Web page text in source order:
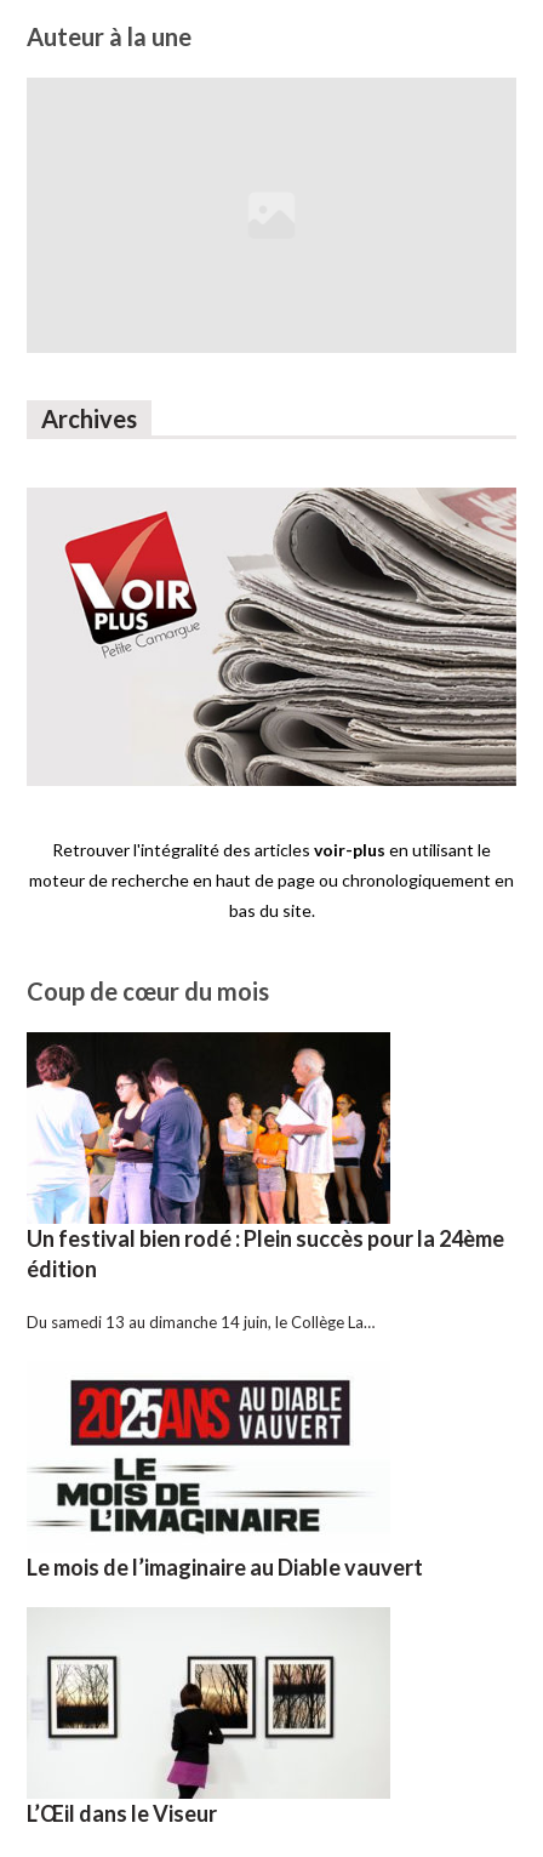
Auteur à la une
Archives
Retrouver l'intégralité des articles voir-plus en utilisant le
moteur de recherche en haut de page ou chronologiquement en
bas du site.
Coup de cœur du mois
Un festival bien rodé : Plein succès pour la 24ème
édition
Du samedi 13 au dimanche 14 juin, le Collège La…
Le mois de l’imaginaire au Diable vauvert
L’Œil dans le Viseur